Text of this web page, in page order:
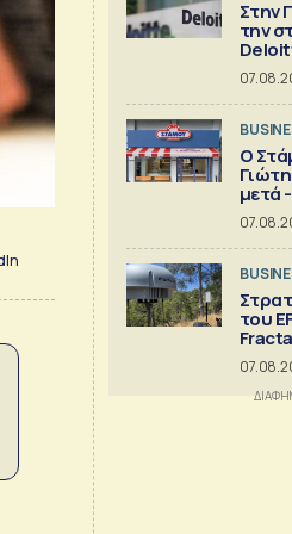
Στην
την
Ο
μετά
του